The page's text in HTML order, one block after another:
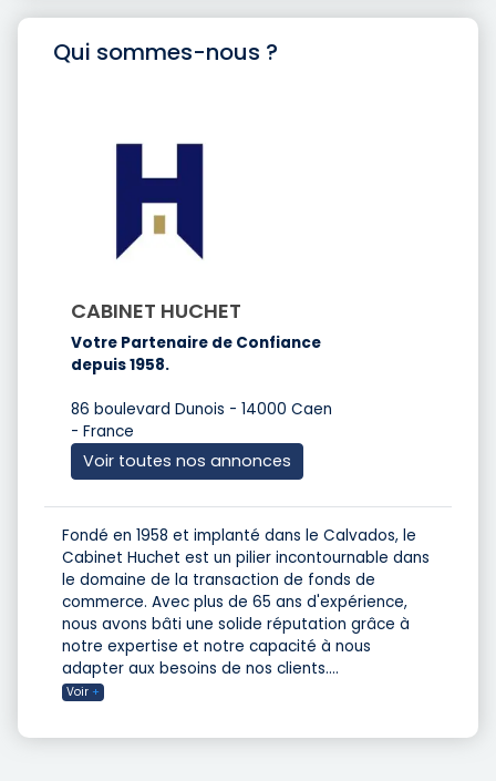
Qui sommes-nous ?
CABINET HUCHET
Votre Partenaire de Confiance
depuis 1958.
86 boulevard Dunois - 14000 Caen
- France
Voir toutes nos annonces
Fondé en 1958 et implanté dans le Calvados, le
Cabinet Huchet est un pilier incontournable dans
le domaine de la transaction de fonds de
commerce. Avec plus de 65 ans d'expérience,
nous avons bâti une solide réputation grâce à
notre expertise et notre capacité à nous
adapter aux besoins de nos clients....
Voir +